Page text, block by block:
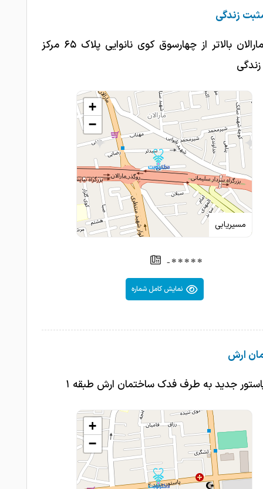
زندگی
تبریز مارالان بالاتر از چهارسوق کوی نانوایی پلاک ۶۵ مرکز
مسیریابی
+
−
*****-
نمایش کامل شماره
ارش
پاستور جدید به طرف فدک ساختمان ارش طبقه ۱
+
−